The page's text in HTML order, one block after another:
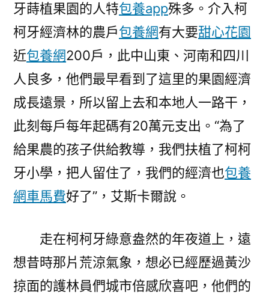
牙蒔植果園的人特包養app殊多。介入柯
柯牙經濟林的農戶包養網有大要甜心花園
近包養網200戶，此中山東、河南和四川
人良多，他們最早看到了這里的果園經濟
成長遠景，所以留上去和本地人一路干，
此刻每戶每年起碼有20萬元支出。“為了
給果農的孩子供給教導，我們扶植了柯柯
牙小學，把人留住了，我們的經濟也包養
網車馬費好了”，艾斯卡爾說。
走在柯柯牙綠意盎然的年夜道上，遠
想昔時那片荒涼氣象，想必已經歷過黃沙
掠面的護林員們城市倍感欣喜吧，他們的